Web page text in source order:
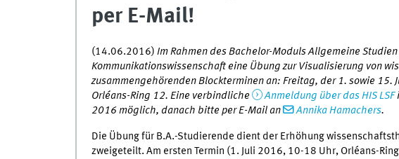
per E-Mail!
(14.06.2016) Im Rahmen des Bachelor-Moduls Allgemeine
Kommunikationswissenschaft eine Übung zur Visualisierung von
zusammengehörenden Blockterminen an: Freitag, der 1. sowie 15.
Orléans-Ring 12. Eine verbindliche
Anmeldung über das HIS LSF
2016 möglich, danach bitte per E-Mail an
Annika Hamachers.
Die Übung für B.A.-Studierende dient der Erhöhung
zweigeteilt. Am ersten Termin (1. Juli 2016, 10-18 Uhr, Orléans-